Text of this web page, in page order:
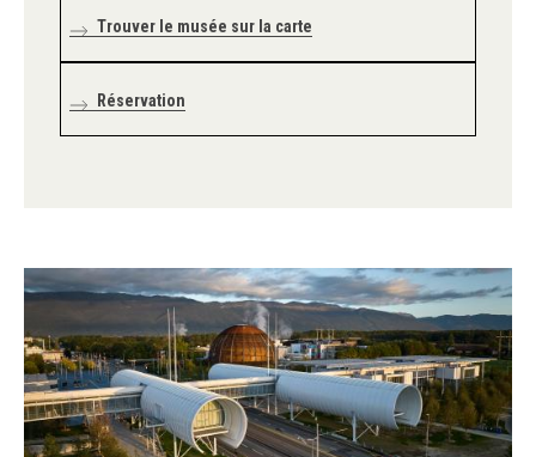
Trouver le musée sur la carte
Réservation